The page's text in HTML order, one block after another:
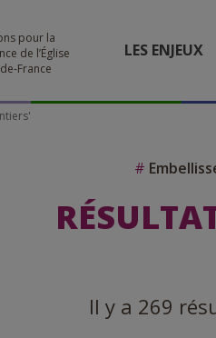
pour la
de l’Église
France
LES ENJEUX
#
Il y a 269